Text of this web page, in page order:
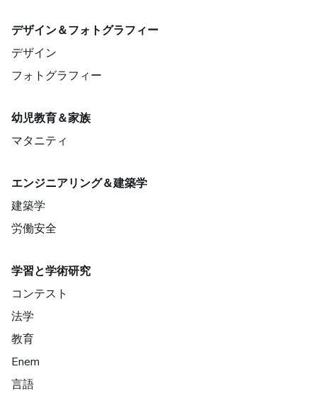
デザイン＆フォトグラフィー
デザイン
フォトグラフィー
幼児教育＆家族
マタニティ
エンジニアリング＆建築学
建築学
労働安全
学習と学術研究
コンテスト
法学
教育
Enem
言語